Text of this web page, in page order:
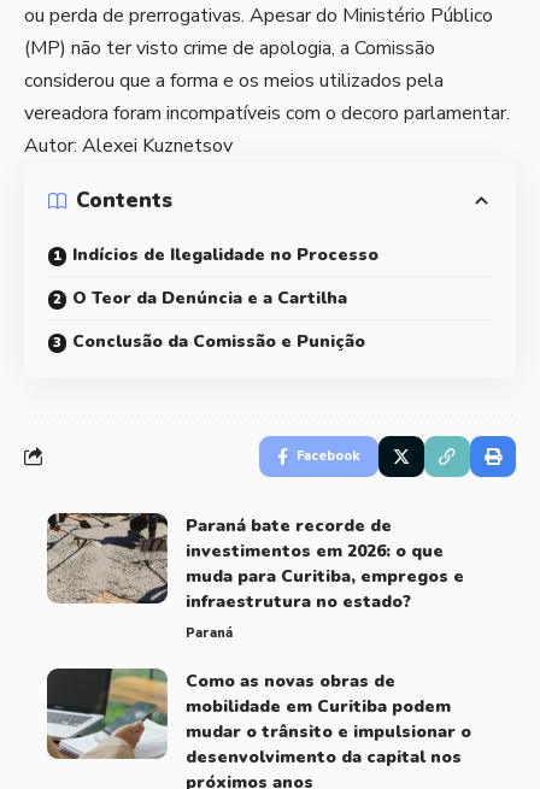
ou perda de prerrogativas. Apesar do Ministério Público
(MP) não ter visto crime de apologia, a Comissão
considerou que a forma e os meios utilizados pela
vereadora foram incompatíveis com o decoro parlamentar.
Autor: Alexei Kuznetsov
Contents
Indícios de Ilegalidade no Processo
O Teor da Denúncia e a Cartilha
Conclusão da Comissão e Punição
Facebook
Paraná bate recorde de
investimentos em 2026: o que
muda para Curitiba, empregos e
infraestrutura no estado?
Paraná
Como as novas obras de
mobilidade em Curitiba podem
mudar o trânsito e impulsionar o
desenvolvimento da capital nos
próximos anos